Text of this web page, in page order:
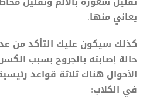
يعاني منها.
كذلك سيكون عليك التأكد من
حالة إصابته بالجروح بسبب
الأحوال هناك ثلاثة قواعد
في الكلاب: